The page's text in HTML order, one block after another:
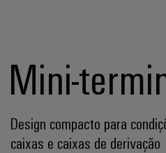
Mini-
Design compacto para
caixas e caixas de derivação